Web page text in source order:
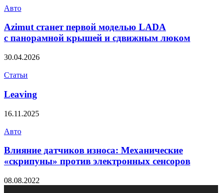
Авто
Azimut станет первой моделью LADA
с панорамной крышей и сдвижным люком
30.04.2026
Статьи
Leaving
16.11.2025
Авто
Влияние датчиков износа: Механические
«скрипуны» против электронных сенсоров
08.08.2022